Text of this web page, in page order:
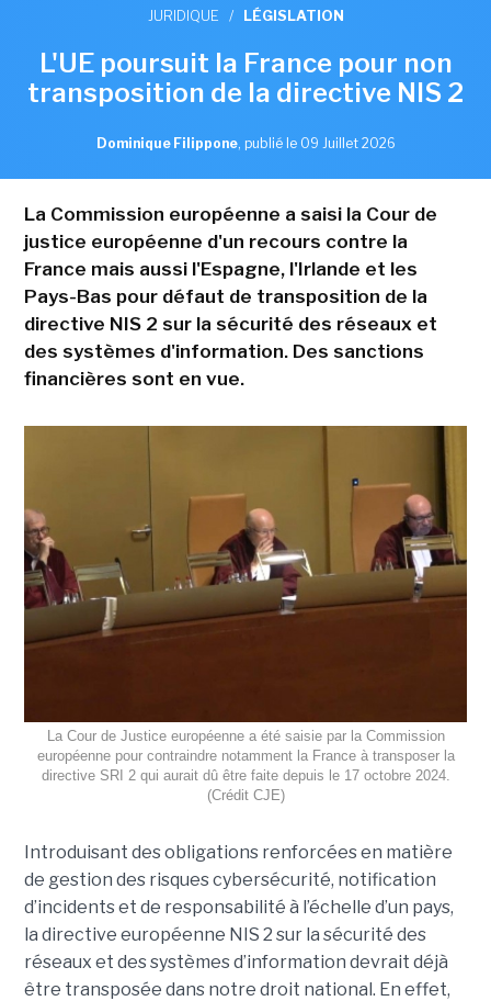
JURIDIQUE / LÉGISLATION
L'UE poursuit la France pour non
transposition de la directive NIS 2
Dominique Filippone, publié le 09 Juillet 2026
La Commission européenne a saisi la Cour de
justice européenne d'un recours contre la
France mais aussi l'Espagne, l'Irlande et les
Pays-Bas pour défaut de transposition de la
directive NIS 2 sur la sécurité des réseaux et
des systèmes d'information. Des sanctions
financières sont en vue.
La Cour de Justice européenne a été saisie par la Commission
européenne pour contraindre notamment la France à transposer la
directive SRI 2 qui aurait dû être faite depuis le 17 octobre 2024.
(Crédit CJE)
Introduisant des obligations renforcées en matière
de gestion des risques cybersécurité, notification
d’incidents et de responsabilité à l’échelle d’un pays,
la directive européenne NIS 2 sur la sécurité des
réseaux et des systèmes d’information devrait déjà
être transposée dans notre droit national. En effet,